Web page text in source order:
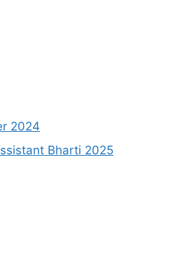
2024
Bharti 2025